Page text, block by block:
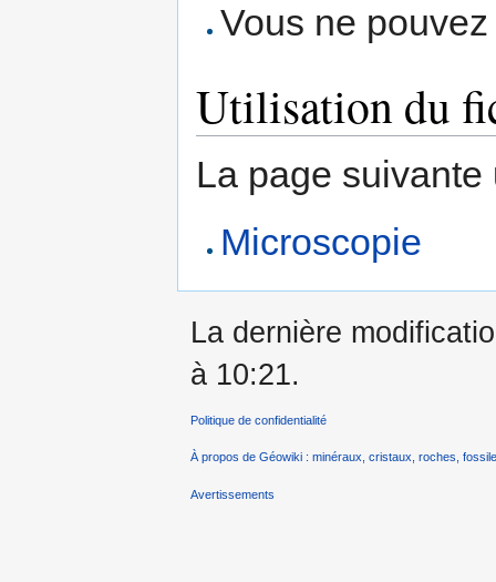
Vous ne
Utilisation du
La page
Microscopie
La dernière
à 10:21.
Politique de confidentialité
À propos de Géowiki : minéraux, cristaux, roches,
Avertissements